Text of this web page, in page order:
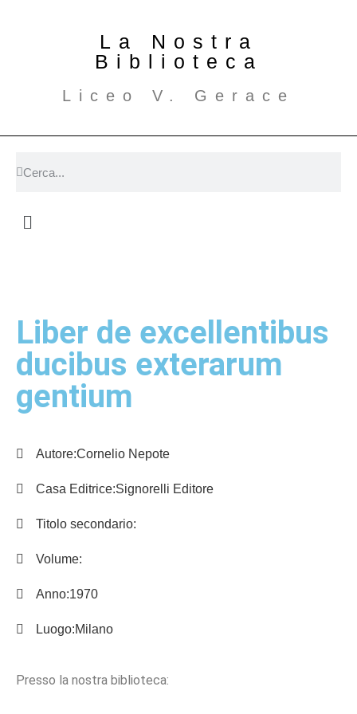
La Nostra
Biblioteca
Liceo V. Gerace
Liber de excellentibus
ducibus exterarum
gentium
Autore:Cornelio Nepote
Casa Editrice:Signorelli Editore
Titolo secondario:
Volume:
Anno:1970
Luogo:Milano
Presso la nostra biblioteca: